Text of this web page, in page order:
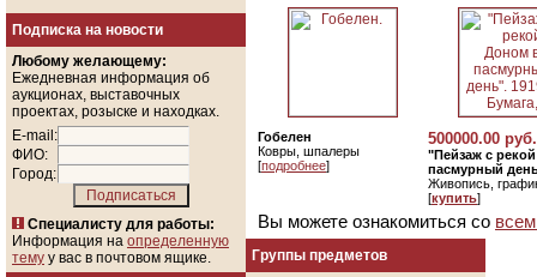
Подписка на новости
Любому желающему:
Ежедневная информация об
аукционах, выставочных
проектах, розыске и находках.
E-mail:
ФИО:
Город:
Специалисту для работы:
Информация на определенную
тему у вас в почтовом ящике.
Гобелен
Ковры, шпалеры
[подробнее]
500000.00 руб.
"Пейзаж с
пасмурный
Живопись,
[купить]
Вы можете ознакомиться со
Группы предметов